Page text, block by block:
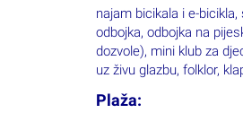
najam bicikala i e-
odbojka, odbojka na
dozvole), mini klub za
uz živu glazbu, folklor,
Plaža: